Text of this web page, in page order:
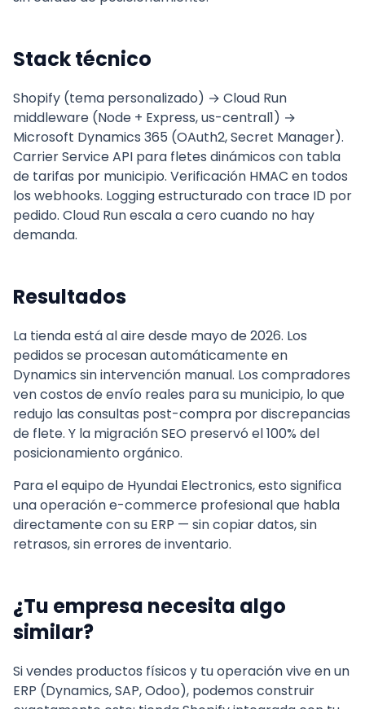
Stack técnico
Shopify (tema personalizado) → Cloud Run
middleware (Node + Express, us-central1) →
Microsoft Dynamics 365 (OAuth2, Secret Manager).
Carrier Service API para fletes dinámicos con tabla
de tarifas por municipio. Verificación HMAC en todos
los webhooks. Logging estructurado con trace ID por
pedido. Cloud Run escala a cero cuando no hay
demanda.
Resultados
La tienda está al aire desde mayo de 2026. Los
pedidos se procesan automáticamente en
Dynamics sin intervención manual. Los compradores
ven costos de envío reales para su municipio, lo que
redujo las consultas post-compra por discrepancias
de flete. Y la migración SEO preservó el 100% del
posicionamiento orgánico.
Para el equipo de Hyundai Electronics, esto significa
una operación e-commerce profesional que habla
directamente con su ERP — sin copiar datos, sin
retrasos, sin errores de inventario.
¿Tu empresa necesita algo
similar?
Si vendes productos físicos y tu operación vive en un
ERP (Dynamics, SAP, Odoo), podemos construir